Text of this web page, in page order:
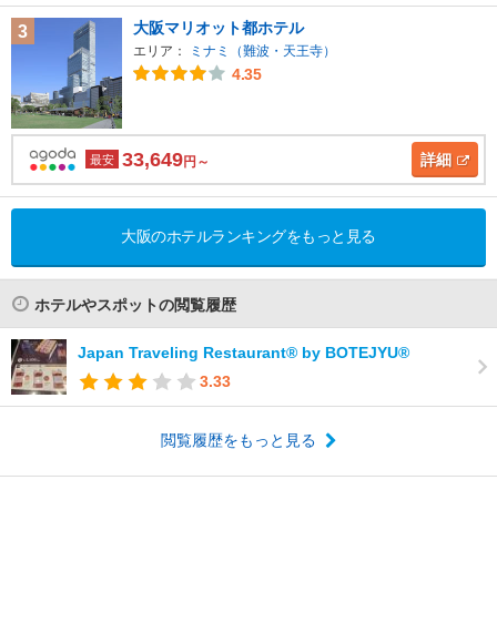
3 大阪マリオット都ホテル
エリア： ミナミ（難波・天王寺）
4.35
最安 33,649円～ 詳細
大阪のホテルランキングをもっと見る
ホテルやスポットの閲覧履歴
Japan Traveling Restaurant® by BOTEJYU®
3.33
閲覧履歴をもっと見る